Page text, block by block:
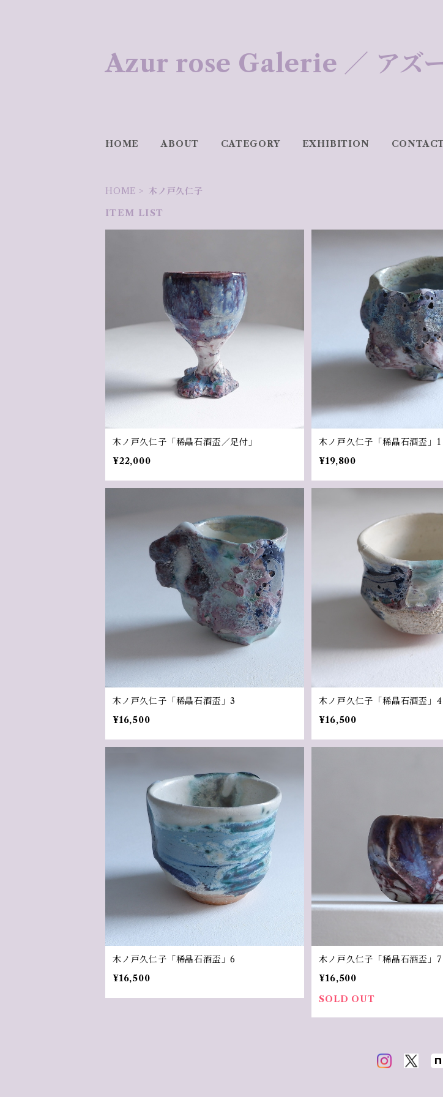
Azur rose Galerie ／ アズ
HOME ABOUT CATEGORY EXHIBITION
HOME
木ノ戸久仁子
ITEM LIST
木ノ戸久仁子「稀晶石酒盃／足付」
¥22,000
木ノ戸久仁子「稀晶石酒盃」1
¥19,800
木ノ戸久仁子「稀晶石酒盃」3
¥16,500
木ノ戸久仁子「稀晶石酒盃」4
¥16,500
木ノ戸久仁子「稀晶石酒盃」6
¥16,500
木ノ戸久仁子「稀晶石酒盃」7
¥16,500
SOLD OUT